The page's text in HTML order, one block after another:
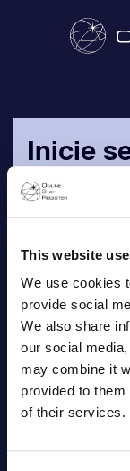
This website
We use cookies
provide social
We also share
our social
may combine it
provided to
of their services.
Inicie
OSR
Correo
Contraseña